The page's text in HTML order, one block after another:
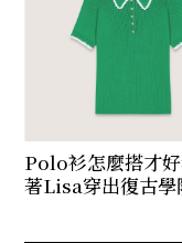
Polo衫怎麼搭才
著Lisa穿出復古學